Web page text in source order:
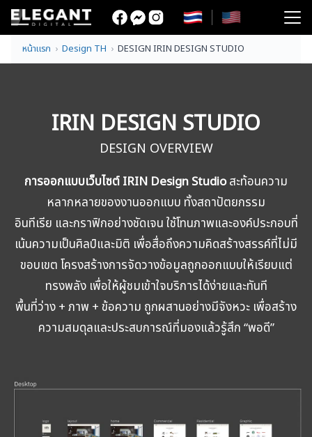
Skip
content
Search
for:หน้าแรก Design TH DESIGN IRIN DESIGN STUDIO
IRIN DESIGN STUDIO
DESIGN OVERVIEW
การออกแบบเว็บไซต์ IRIN Design Studioสะท้อนความ
หลากหลายของงานออกแบบ ทั้งสถาปัตยกรรม
อินทีเรีย และกราฟิกอย่างชัดเจน ใช้โทนภาพและองค์ประกอบที่
เน้นความเป็นศิลป์และมิติ เพื่อสื่อถึงความคิดสร้างสรรค์ที่ไม่มี
ขอบเขต โครงสร้างการจัดวางข้อมูลถูกออกแบบให้เรียบแต่
ทรงพลัง เพื่อให้ผู้ชมเข้าใจบริการได้ง่ายและทันที
พื้นที่ว่าง + ภาพ + ข้อความ ถูกผสานอย่างมีจังหวะ เพื่อสร้าง
ความสมดุลและประสบการณ์ที่มองแล้วรู้สึก “พอดี”